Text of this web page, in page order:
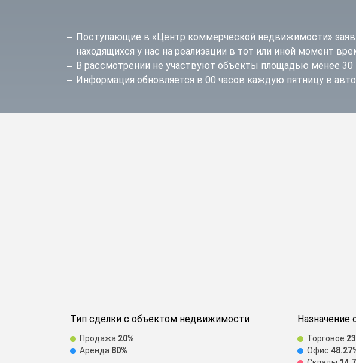
Поступающие в «Центр коммерческой недвижимости»
находящихся у нас на реализации в тот или иной момент
В рассмотрении не участвуют объекты площадью менее 30
Информация обновляется в 00 часов каждую пятницу в
Тип сделки с объектом недвижимости
Продажа 20%
Аренда 80%
Назначение
Торговое
Офис